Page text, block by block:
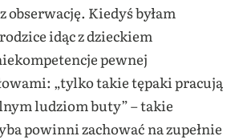
obserwację. Kiedyś byłam
idąc z dzieckiem
pewnej
„tylko takie tępaki pracują
ludziom buty” – takie
powinni zachować na zupełnie